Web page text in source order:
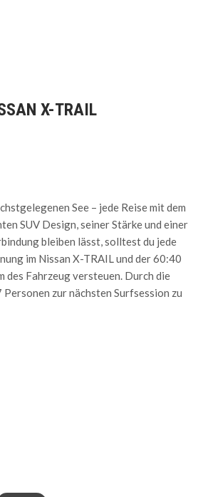
X-TRAIL
See – jede Reise mit dem
SUV Design, seiner Stärke und einer
bleiben lässt, solltest du jede
im Nissan X-TRAIL und der 60:40
des Fahrzeug versteuen. Durch die
zur nächsten Surfsession zu